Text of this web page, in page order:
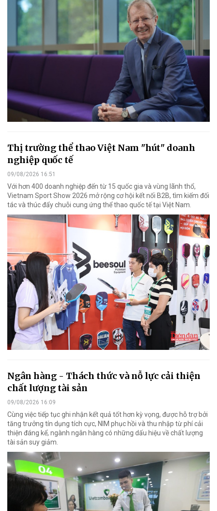
Thị trường thể thao Việt Nam "hút" doanh
nghiệp quốc tế
09/08/2026 16:51
Với hơn 400 doanh nghiệp đến từ 15 quốc gia và vùng lãnh thổ,
Vietnam Sport Show 2026 mở rộng cơ hội kết nối B2B, tìm kiếm đối
tác và thúc đẩy chuỗi cung ứng thể thao quốc tế tại Việt Nam.
Ngân hàng - Thách thức và nỗ lực cải thiện
chất lượng tài sản
09/08/2026 16:09
Cùng việc tiếp tục ghi nhận kết quả tốt hơn kỳ vọng, được hỗ trợ bởi
tăng trưởng tín dụng tích cực, NIM phục hồi và thu nhập từ phí cải
thiện đáng kể, ngành ngân hàng có những dấu hiệu về chất lượng
tài sản suy giảm.